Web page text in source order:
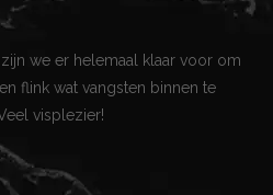
we er helemaal klaar voor om
flink wat vangsten binnen te
visplezier!